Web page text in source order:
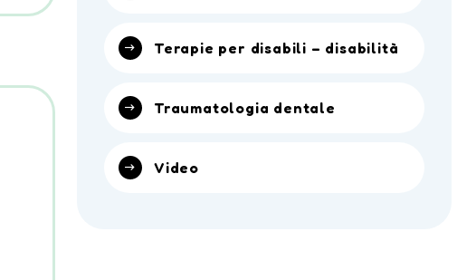
Terapie per disabili – disabilità
Traumatologia dentale
Video